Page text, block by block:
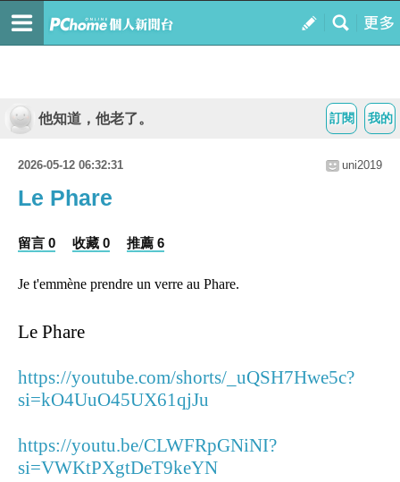
我的
訂閱
他知道，他老了。
2026-05-12 06:32:31 uni2019
Le Phare
留言 0 收藏 0 推薦 6
Je t'emmène prendre un verre au Phare.
Le Phare
https://youtube.com/shorts/_uQSH7Hwe5c?
si=kO4UuO45UX61qjJu
https://youtu.be/CLWFRpGNiNI?
si=VWKtPXgtDeT9keYN